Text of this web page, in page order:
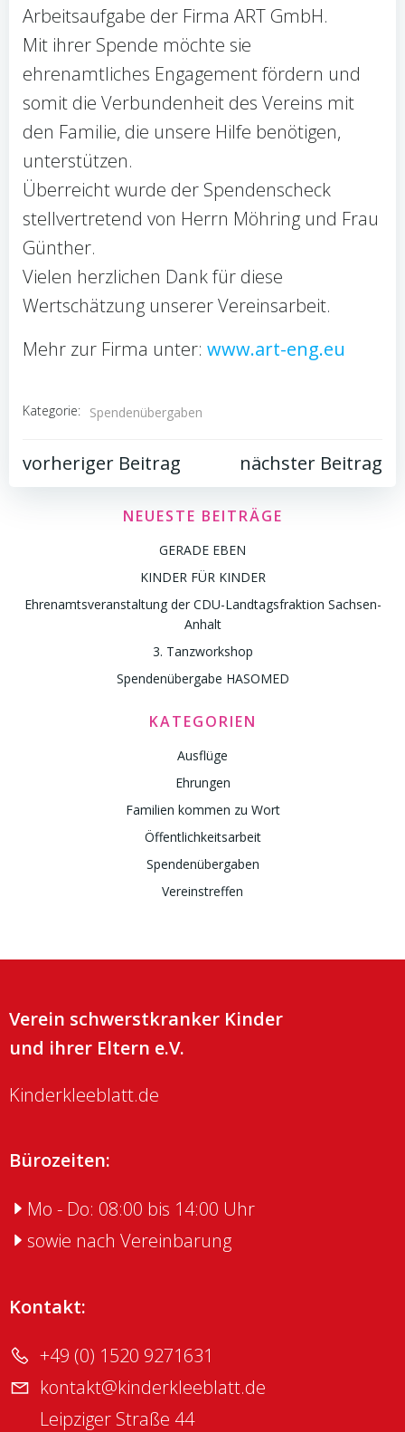
Arbeitsaufgabe der Firma ART GmbH.
Mit ihrer Spende möchte sie
ehrenamtliches Engagement fördern und
somit die Verbundenheit des Vereins mit
den Familie, die unsere Hilfe benötigen,
unterstützen.
Überreicht wurde der Spendenscheck
stellvertretend von Herrn Möhring und Frau
Günther.
Vielen herzlichen Dank für diese
Wertschätzung unserer Vereinsarbeit.
Mehr zur Firma unter: www.art-eng.eu
Kategorie: Spendenübergaben
Post
navigation
vorheriger Beitrag Post
navigation
nächster Beitrag
NEUESTE BEITRÄGE
GERADE EBEN
KINDER FÜR KINDER
Ehrenamtsveranstaltung der CDU-Landtagsfraktion Sachsen-
Anhalt
3. Tanzworkshop
Spendenübergabe HASOMED
KATEGORIEN
Ausflüge
Ehrungen
Familien kommen zu Wort
Öffentlichkeitsarbeit
Spendenübergaben
Vereinstreffen
Verein schwerstkranker Kinder
und ihrer Eltern e.V.
Kinderkleeblatt.de
Bürozeiten:
Mo - Do: 08:00 bis 14:00 Uhr
sowie nach Vereinbarung
Kontakt:
+49 (0) 1520 9271631
kontakt@kinderkleeblatt.de
Leipziger Straße 44